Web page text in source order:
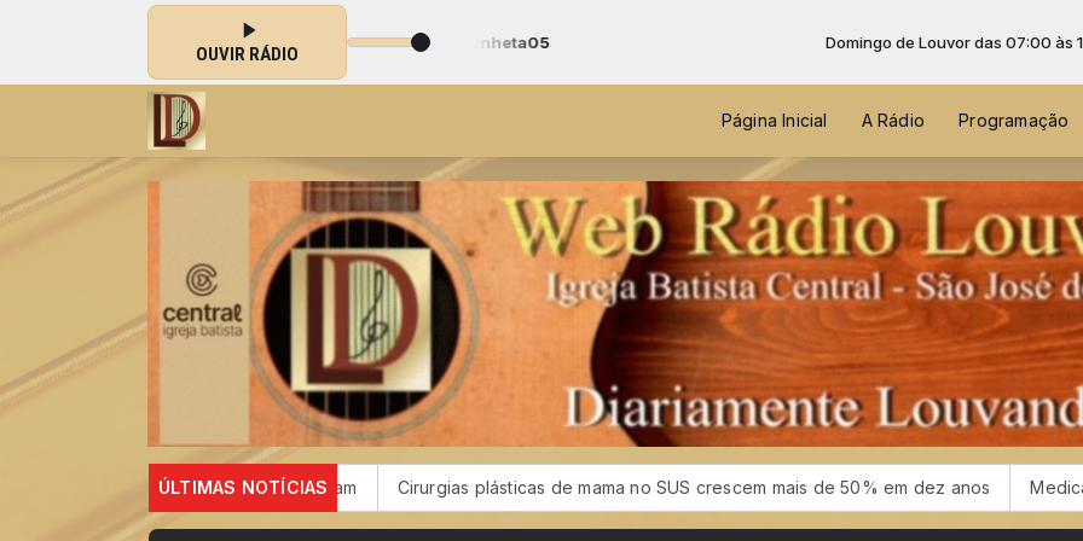
OUVIR RÁDIO
de Louvor das 07:00 às 12:00 -Tocando agora: Vinheta05 Domingo de Louvor das 07:00 às 12:00 -
Página Inicial A Rádio Programação
ÚLTIMAS NOTÍCIAS
de sarampo; 16 não se vacinaram Cirurgias plásticas de mama no SUS crescem mais de 50% em dez anos